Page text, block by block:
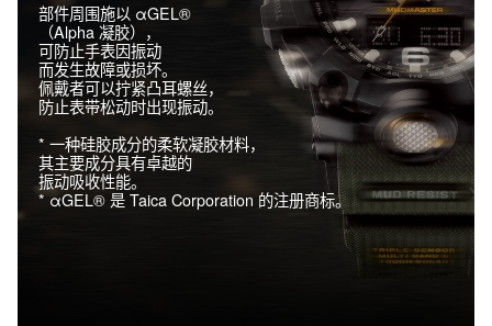
部件周围施以 αGEL®
（Alpha 凝胶），
可防止手表因振动
而发生故障或损坏。
佩戴者可以拧紧凸耳螺丝，
防止表带松动时出现振动。
* 一种硅胶成分的柔软凝胶材料，
其主要成分具有卓越的
振动吸收性能。
* αGEL® 是 Taica Corporation 的注册商标。